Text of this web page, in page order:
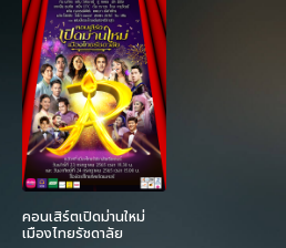
คอนเสิร์ตเปิดม่านใหม่
เมืองไทยรัชดาลัย